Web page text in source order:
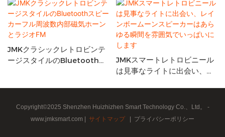
JMKクラシックレトロビンテ
ージスタイルのBluetoothス
JMKスマートレトロビニール
は見事なライトに出会い、レ
ぱいにします
Copyright©2025 Shenzhen Huizhizhen Smart Technology Co.、Ltd。 -
www.jmksmart.com |
サイトマップ プライバシーポリシー